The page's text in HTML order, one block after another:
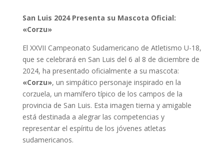
San Luis 2024 Presenta su Mascota Oficial:
«Corzu»
El XXVII Campeonato Sudamericano de Atletismo U-18,
que se celebrará en San Luis del 6 al 8 de diciembre de
2024, ha presentado oficialmente a su mascota:
«Corzu», un simpático personaje inspirado en la
corzuela, un mamífero típico de los campos de la
provincia de San Luis. Esta imagen tierna y amigable
está destinada a alegrar las competencias y
representar el espíritu de los jóvenes atletas
sudamericanos.